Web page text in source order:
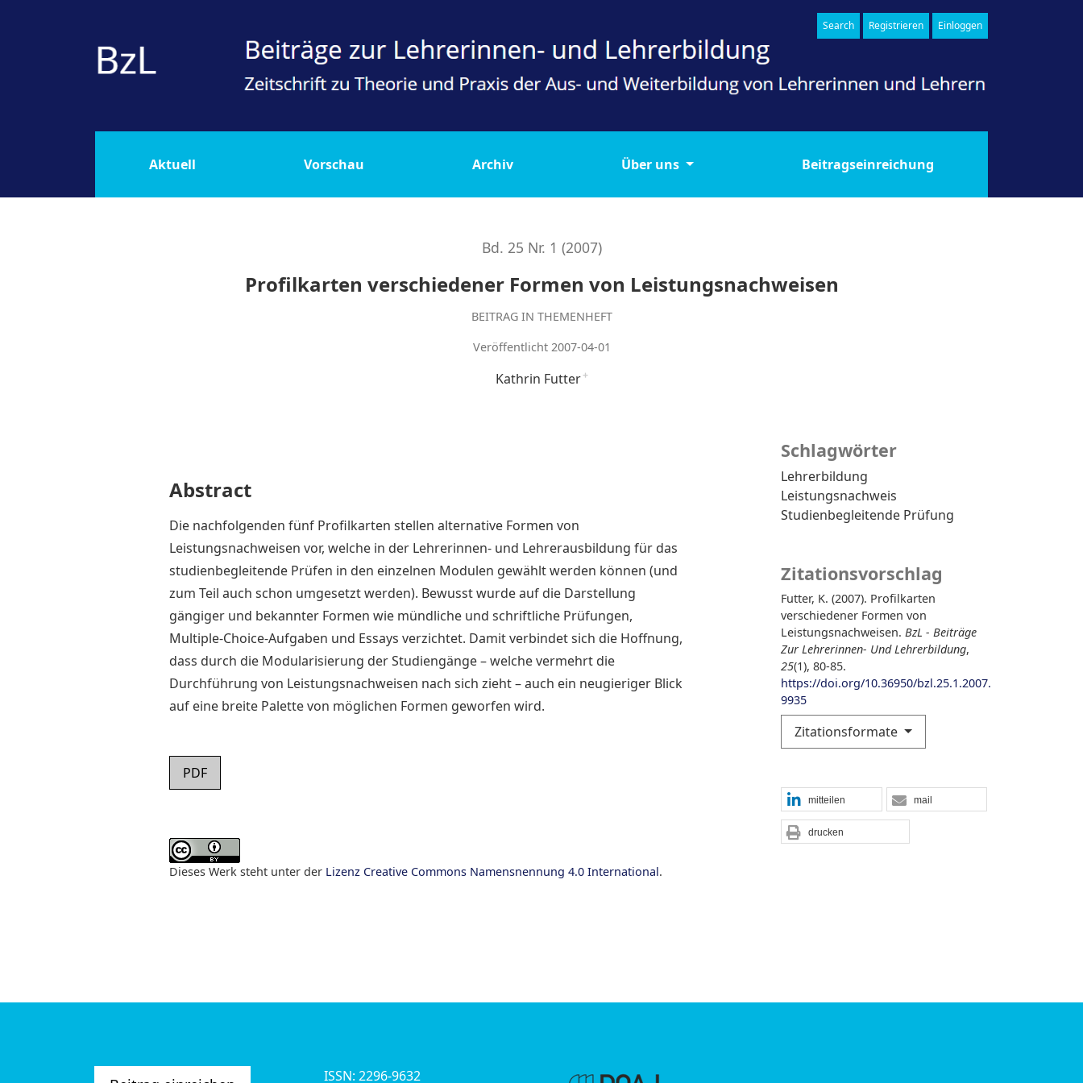
Aktuell Vorschau Archiv Über uns Beitragseinreichung
Search Registrieren Einloggen
Bd. 25 Nr. 1 (2007)
Profilkarten verschiedener Formen von Leistungsnachweisen
BEITRAG IN THEMENHEFT
Veröffentlicht 2007-04-01
Kathrin Futter+
Schlagwörter
Lehrerbildung
Leistungsnachweis
Studienbegleitende Prüfung
Zitationsvorschlag
Futter, K. (2007). Profilkarten
verschiedener Formen von
Leistungsnachweisen. BzL - Beiträge
Zur Lehrerinnen- Und Lehrerbildung,
25(1), 80-85.
https://doi.org/10.36950/bzl.25.1.2007.
9935
Zitationsformate
mitteilen mail
drucken
Abstract
Die nachfolgenden fünf Profilkarten stellen alternative Formen von
Leistungsnachweisen vor, welche in der Lehrerinnen- und Lehrerausbildung für das
studienbegleitende Prüfen in den einzelnen Modulen gewählt werden können (und
zum Teil auch schon umgesetzt werden). Bewusst wurde auf die Darstellung
gängiger und bekannter Formen wie mündliche und schriftliche Prüfungen,
Multiple-Choice-Aufgaben und Essays verzichtet. Damit verbindet sich die Hoffnung,
dass durch die Modularisierung der Studiengänge – welche vermehrt die
Durchführung von Leistungsnachweisen nach sich zieht – auch ein neugieriger Blick
auf eine breite Palette von möglichen Formen geworfen wird.
PDF
Dieses Werk steht unter der Lizenz Creative Commons Namensnennung 4.0 International.
ISSN: 2296-9632